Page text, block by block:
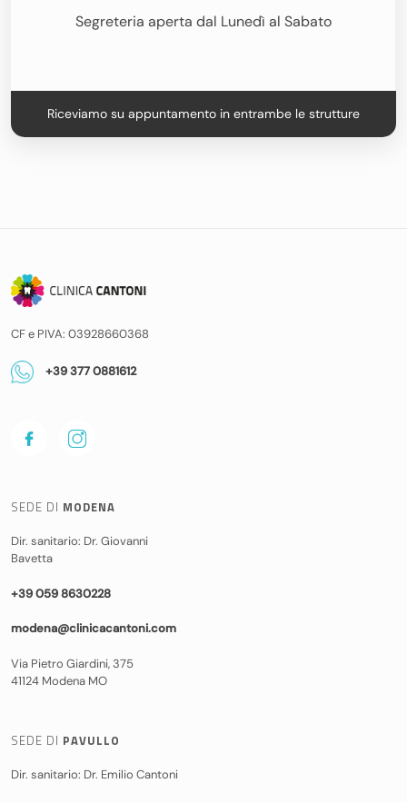
Segreteria aperta dal Lunedì al Sabato
Riceviamo su appuntamento in entrambe le strutture
CF e PIVA: 03928660368
+39 377 0881612
SEDE DI MODENA
Dir. sanitario: Dr. Giovanni
Bavetta
+39 059 8630228
modena@clinicacantoni.com
Via Pietro Giardini, 375
41124 Modena MO
SEDE DI PAVULLO
Dir. sanitario: Dr. Emilio Cantoni